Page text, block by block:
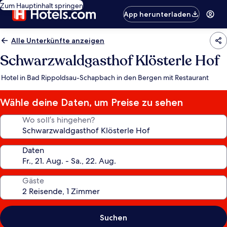
Zum Hauptinhalt springen
App herunterladen
Alle Unterkünfte anzeigen
Schwarzwaldgasthof Klösterle Hof
Hotel in Bad Rippoldsau-Schapbach in den Bergen mit Restaurant
Wähle deine Daten, um Preise zu sehen
Wo soll’s hingehen?
Daten
Gäste
Suchen